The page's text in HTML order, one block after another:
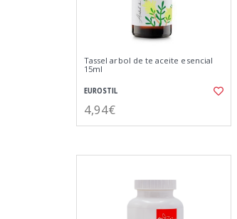
Tassel arbol de te aceite esencial
15ml
EUROSTIL
4,94€